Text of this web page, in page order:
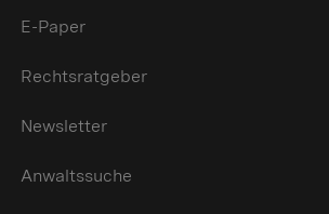
E-Paper
Rechtsratgeber
Newsletter
Anwaltssuche